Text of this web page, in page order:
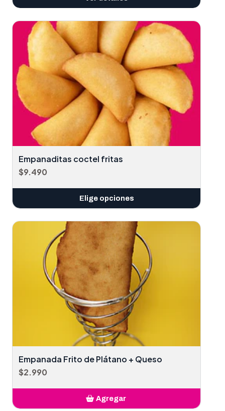
Empanaditas coctel fritas
$9.490
Elige opciones
Empanada Frito de Plátano + Queso
$2.990
Agregar